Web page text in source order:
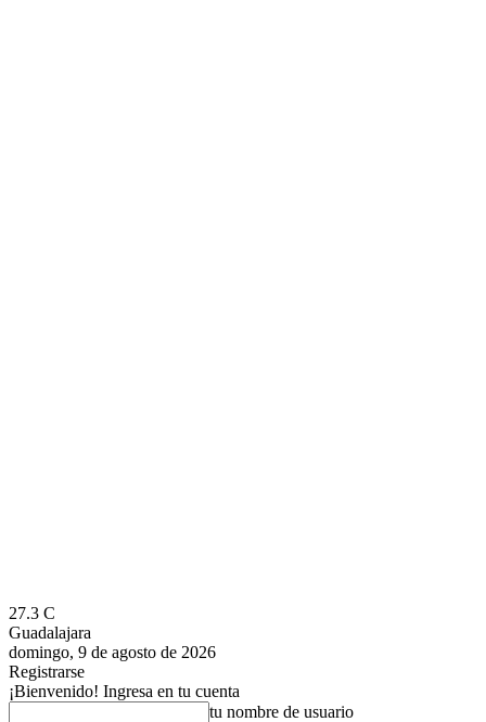
27.3 C
Guadalajara
domingo, 9 de agosto de 2026
Registrarse
¡Bienvenido! Ingresa en tu cuenta
tu nombre de usuario